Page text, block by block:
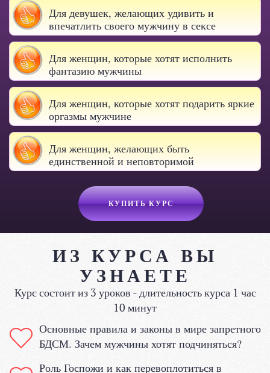
Для девушек, желающих удивить и
впечатлить своего мужчину в сексе
Для женщин, которые хотят исполнить
фантазию мужчины
Для женщин, которые хотят подарить яркие
оргазмы мужчине
Для женщин, желающих быть
единственной и неповторимой
КУПИТЬ КУРС
ИЗ КУРСА ВЫ
УЗНАЕТЕ
Курс состоит из 3 уроков - длительность курса 1 час
10 минут
Основные правила и законы в мире запретного
БДСМ. Зачем мужчины хотят подчиняться?
Роль Госпожи и как перевоплотиться в